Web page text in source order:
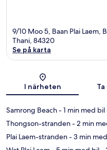
9/10 Moo 5, Baan Plai Laem,
Thani, 84320
Se på karta
I närheten
Samrong Beach- 1 min med bil
Thongson-stranden- 2 min
Plai Laem-stranden- 3 min